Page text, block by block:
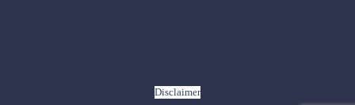
Disclaimer